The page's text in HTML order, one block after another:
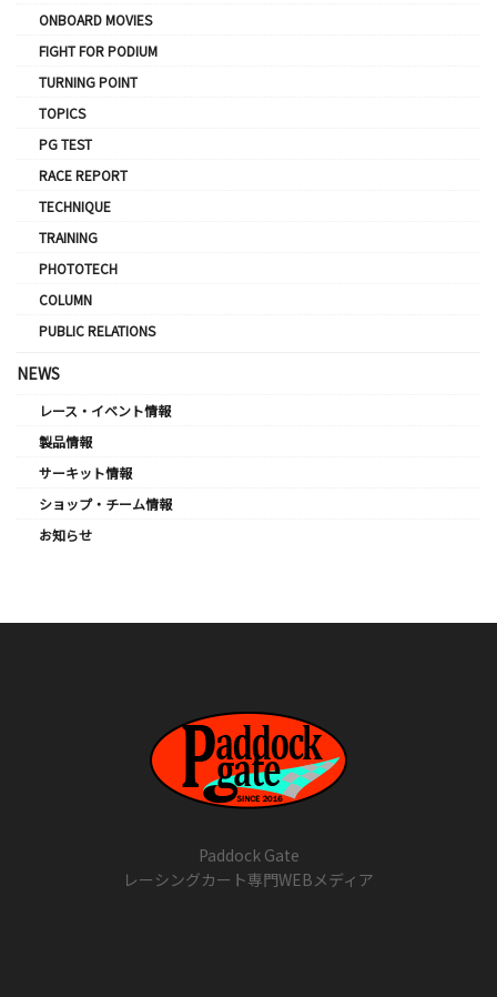
ONBOARD MOVIES
FIGHT FOR PODIUM
TURNING POINT
TOPICS
PG TEST
RACE REPORT
TECHNIQUE
TRAINING
PHOTOTECH
COLUMN
PUBLIC RELATIONS
NEWS
レース・イベント情報
製品情報
サーキット情報
ショップ・チーム情報
お知らせ
Paddock Gate
レーシングカート専門WEBメディア